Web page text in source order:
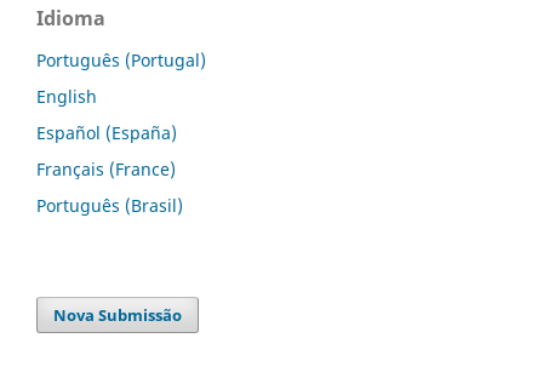
Idioma
Português (Portugal)
English
Español (España)
Français (France)
Português (Brasil)
Nova Submissão